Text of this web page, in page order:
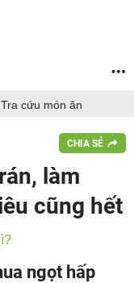
Tra cứu món ăn
CHIA SẺ
làm
cũng hết
ngọt hấp